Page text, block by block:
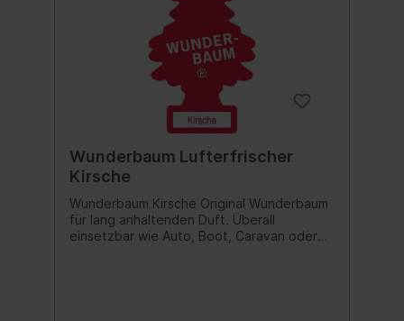
Wunderbaum Lufterfrischer
Kirsche
Wunderbaum Kirsche Original Wunderbaum
für lang anhaltenden Duft. Überall
einsetzbar wie Auto, Boot, Caravan oder